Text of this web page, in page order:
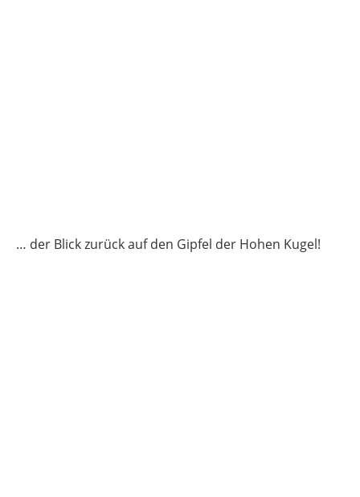
… der Blick zurück auf den Gipfel der Hohen Kugel!